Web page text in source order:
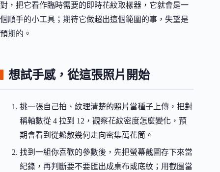
對，把它看作臨時需要的即時花紋取樣器，它就會是一
個順手的小工具；期待它做超出這個範圍的事，失望是
預期的。
想試手感，從這張照片開始
挑一張自己拍、紋理清楚的照片當種子上傳，把對
稱軸數從 4 拉到 12，觀察花紋密度怎麼變化，預
期會看到從鬆散幾何走向密集萬花筒。
找到一組你喜歡的參數後，先把螢幕截圖存下來當
紀錄，再判斷要不要匯出成桌布或底紋；用截圖當